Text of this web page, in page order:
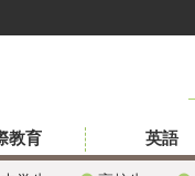
教育 英語